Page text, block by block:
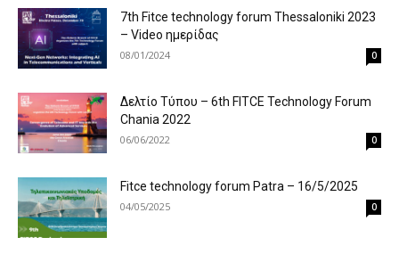
7th Fitce technology forum Thessaloniki 2023
– Video ημερίδας
08/01/2024 0
Δελτίο Τύπου – 6th FITCE Technology Forum
Chania 2022
06/06/2022 0
Fitce technology forum Patra – 16/5/2025
04/05/2025 0